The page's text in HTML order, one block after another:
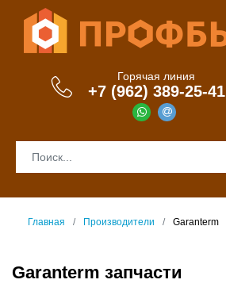
Горячая линия
+7 (962) 389-25-41
Главная Производители Garanterm
Garanterm запчасти